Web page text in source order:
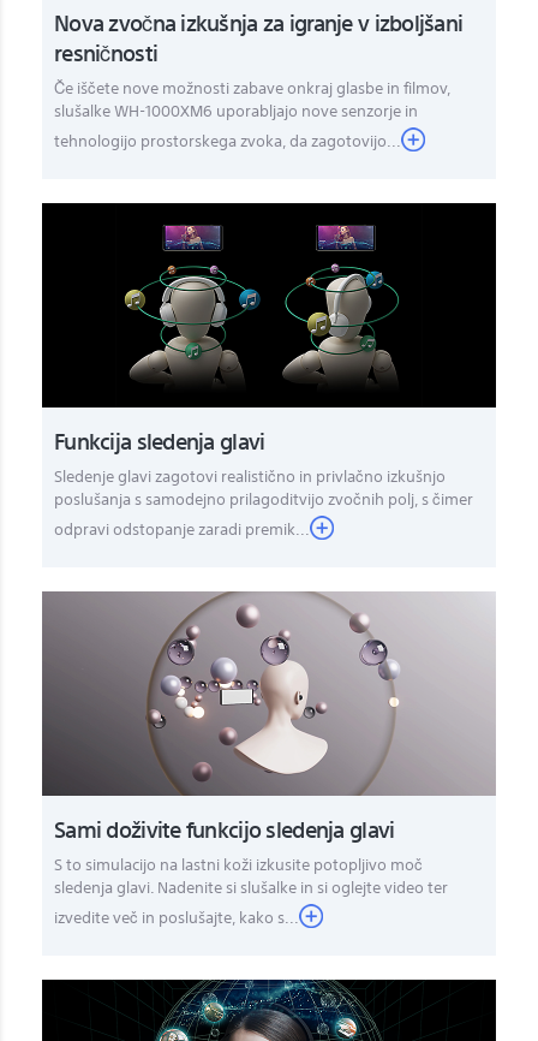
Nova zvočna izkušnja za igranje v izboljšani
resničnosti
Če iščete nove možnosti zabave onkraj glasbe in filmov,
slušalke WH-1000XM6 uporabljajo nove senzorje in
tehnologijo prostorskega zvoka, da zagotovijo...
Funkcija sledenja glavi
Sledenje glavi zagotovi realistično in privlačno izkušnjo
poslušanja s samodejno prilagoditvijo zvočnih polj, s čimer
odpravi odstopanje zaradi premik...
Sami doživite funkcijo sledenja glavi
S to simulacijo na lastni koži izkusite potopljivo moč
sledenja glavi. Nadenite si slušalke in si oglejte video ter
izvedite več in poslušajte, kako s...